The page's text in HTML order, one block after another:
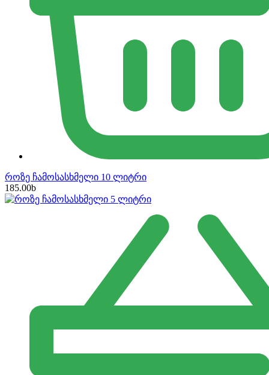
როზე ჩამოსასხმელი 10 ლიტრი
185.00b